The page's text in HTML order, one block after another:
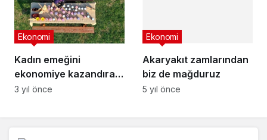
Kadın emeğini
ekonomiye kazandıran
kooperatiflere 3 yılda
Ekonomi
3 yıl önce
Akaryakıt zamlarından
biz de mağduruz
Ekonomi
5 yıl önce